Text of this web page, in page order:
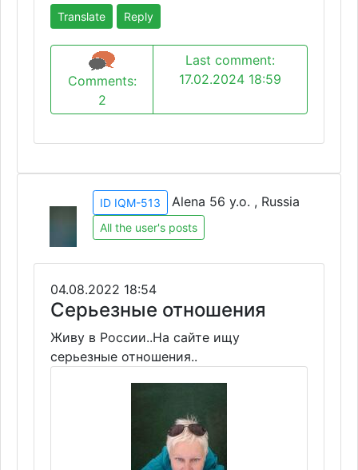
Translate Reply
Comments:
2
Last comment:
17.02.2024 18:59
ID IQM-513 Alena 56 y.o. , Russia
All the user's posts
04.08.2022 18:54
Серьезные отношения
Живу в России..На сайте ищу
серьезные отношения..